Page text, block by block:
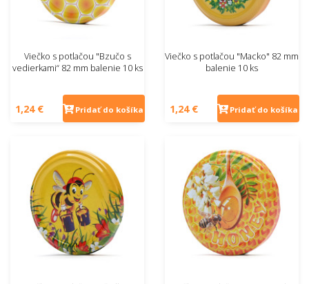
Viečko s potlačou "Bzučo s
vedierkami“ 82 mm balenie 10 ks
1,24 € Pridať do košíka
Viečko s potlačou "Macko" 82 mm
balenie 10 ks
1,24 € Pridať do košíka